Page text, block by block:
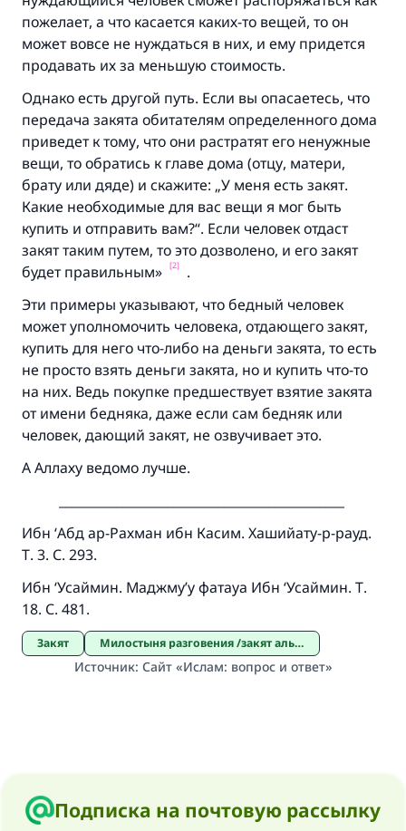
пожелает, а что касается каких-то вещей, то он
может вовсе не нуждаться в них, и ему придется
продавать их за меньшую стоимость.
Однако есть другой путь. Если вы опасаетесь, что
передача закята обитателям определенного дома
приведет к тому, что они растратят его ненужные
вещи, то обратись к главе дома (отцу, матери,
брату или дяде) и скажите: „У меня есть закят.
Какие необходимые для вас вещи я мог быть
купить и отправить вам?“. Если человек отдаст
закят таким путем, то это дозволено, и его закят
будет правильным»
[2]
.
Эти примеры указывают, что бедный человек
может уполномочить человека, отдающего закят,
купить для него что-либо на деньги закята, то есть
не просто взять деньги закята, но и купить что-то
на них. Ведь покупке предшествует взятие закята
от имени бедняка, даже если сам бедняк или
человек, дающий закят, не озвучивает это.
А Аллаху ведомо лучше.
Ибн ‘Абд ар-Рахман ибн Касим. Хашийату-р-рауд.
Т. 3. С. 293.
Ибн ‘Усаймин. Маджму’у фатауа Ибн ‘Усаймин. Т.
18. С. 481.
Закят Милостыня разговения /закят аль-фитр/
Источник: Сайт «Ислам: вопрос и ответ»
Подписка на почтовую рассылку
брак.
Помогите нам предоставить ответы Умме
Посланник Аллаха, мир ему и
благословение, сказал:
«Указавшему на благое (полагается) такая
же награда как и совершившему его»
(МУСЛИМ, № 1893).
Участвуйте сейчас!